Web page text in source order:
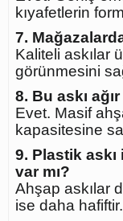
kıyafetlerin
7.
Kaliteli askılar
görünmesini
8. Bu askı
Evet. Masif
kapasitesine
9. Plastik askı
var mı?
Ahşap askılar
ise daha hafiftir.